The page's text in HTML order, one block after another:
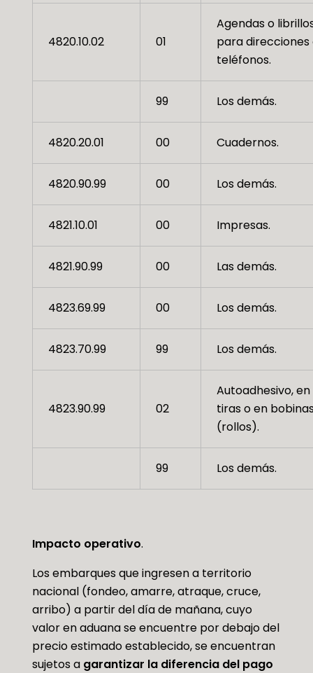
4820.10.02 01
Agendas o
para direcciones
teléfonos.
99 Los demás.
4820.20.01 00 Cuadernos.
4820.90.99 00 Los demás.
4821.10.01 00 Impresas.
4821.90.99 00 Las demás.
4823.69.99 00 Los demás.
4823.70.99 99 Los demás.
4823.90.99 02
Autoadhesivo, en
tiras o en
(rollos).
99 Los demás.
Impacto operativo.
Los embarques que ingresen a territorio
nacional (fondeo, amarre, atraque, cruce,
arribo) a partir del día de mañana, cuyo
valor en aduana se encuentre por debajo del
precio estimado establecido, se encuentran
sujetos a garantizar la diferencia del pago